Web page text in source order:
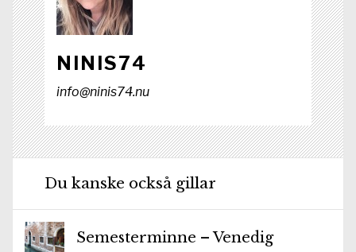
NINIS74
info@ninis74.nu
Du kanske också gillar
Semesterminne – Venedig